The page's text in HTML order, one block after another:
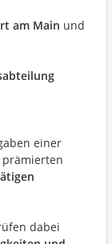
am Main und
einer
dabei